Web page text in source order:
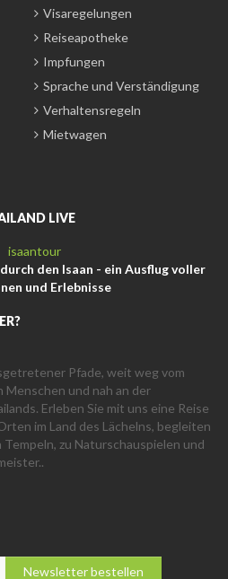
Visaregelungen
Reiseapotheke
Impfungen
Sprache und Verständigung
Verhaltensregeln
Mietwagen
LIVE
den Isaan - ein Ausflug voller
und Erlebnisse
Pfade, weit weg vom
Menschen und nah an der
Erleben Sie mit uns eine Reise
im Land des Lächelns, begleiten
zu Naturschauspielen und